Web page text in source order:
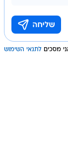
מסכים לתנאי השימוש